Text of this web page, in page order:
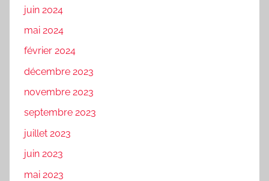
juin 2024
mai 2024
février 2024
décembre 2023
novembre 2023
septembre 2023
juillet 2023
juin 2023
mai 2023